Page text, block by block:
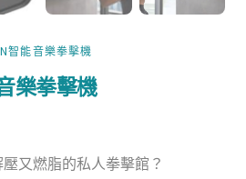
智能音樂拳擊機
樂拳擊機
又燃脂的私人拳擊館？